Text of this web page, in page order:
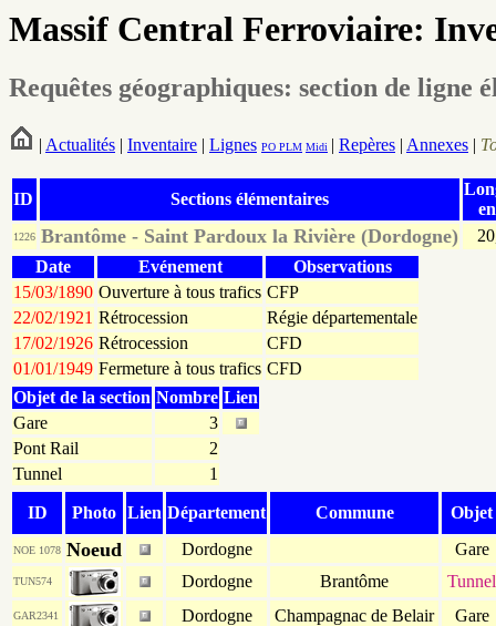
Massif Central Ferroviaire:
Requêtes géographiques: section de ligne
| Actualités | Inventaire | Lignes PO PLM Midi | Repères | Annexes |
ID Sections élémentaires
1226 Brantôme - Saint Pardoux la Rivière (Dordogne)
Date
Evénement
Observations
15/03/1890 Ouverture à tous trafics CFP
22/02/1921 Rétrocession
Régie départementale
17/02/1926 Rétrocession
CFD
01/01/1949 Fermeture à tous trafics CFD
Objet de la section Nombre Lien
Gare
3
Pont Rail
2
Tunnel
1
ID Photo Lien Département Commune Objet
NOE 1078 Noeud Dordogne Gare
TUN574 Dordogne Brantôme Tunnel
GAR2341 Dordogne Champagnac de Belair Gare